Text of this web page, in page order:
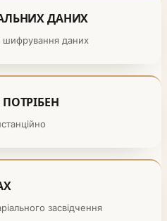
ДАНИХ
шифрування даних
засвідчення